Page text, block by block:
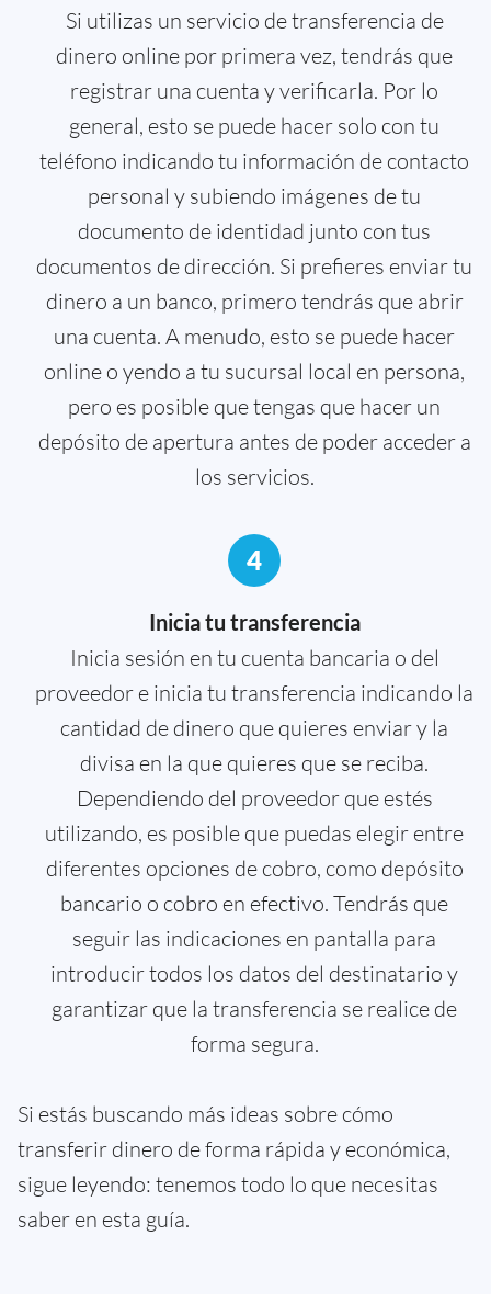
Si utilizas un servicio de transferencia de
dinero online por primera vez, tendrás que
registrar una cuenta y verificarla. Por lo
general, esto se puede hacer solo con tu
teléfono indicando tu información de contacto
personal y subiendo imágenes de tu
documento de identidad junto con tus
documentos de dirección. Si prefieres enviar tu
dinero a un banco, primero tendrás que abrir
una cuenta. A menudo, esto se puede hacer
online o yendo a tu sucursal local en persona,
pero es posible que tengas que hacer un
depósito de apertura antes de poder acceder a
los servicios.
4
Inicia tu transferencia
Inicia sesión en tu cuenta bancaria o del
proveedor e inicia tu transferencia indicando la
cantidad de dinero que quieres enviar y la
divisa en la que quieres que se reciba.
Dependiendo del proveedor que estés
utilizando, es posible que puedas elegir entre
diferentes opciones de cobro, como depósito
bancario o cobro en efectivo. Tendrás que
seguir las indicaciones en pantalla para
introducir todos los datos del destinatario y
garantizar que la transferencia se realice de
forma segura.
Si estás buscando más ideas sobre cómo
transferir dinero de forma rápida y económica,
sigue leyendo: tenemos todo lo que necesitas
saber en esta guía.